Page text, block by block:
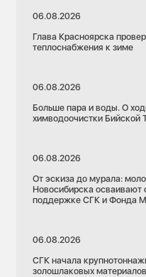
06.08.2026
Глава Красноярска
теплоснабжения к зиме
06.08.2026
Больше пара и воды. О
химводоочистки Бийской
06.08.2026
От эскиза до мурала:
Новосибирска осваивают
поддержке СГК и Фонда
06.08.2026
СГК начала
золошлаковых